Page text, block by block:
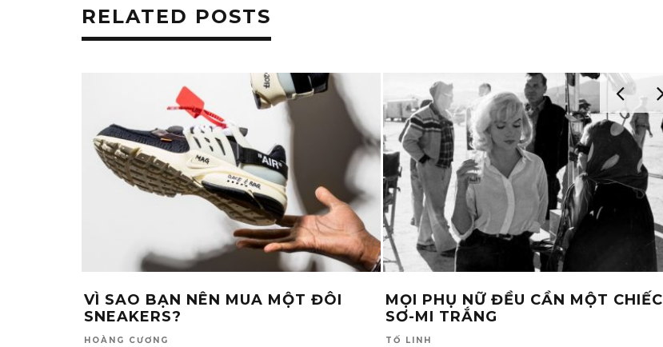
RELATED POSTS
VÌ SAO BẠN NÊN MUA MỘT ĐÔI
SNEAKERS?
HOÀNG CƯƠNG
MỌI PHỤ NỮ ĐỀU CẦN MỘT CHIẾC
SƠ-MI TRẮNG
TỐ LINH